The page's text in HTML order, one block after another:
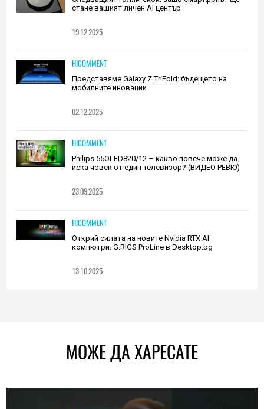
стане вашият личен AI център
19.12.2025
HICOMMENT
Представяме Galaxy Z TriFold: бъдещето на
мобилните иновации
02.12.2025
HICOMMENT
Philips 55OLED820/12 – какво повече може да
иска човек от един телевизор? (ВИДЕО РЕВЮ)
23.09.2025
HICOMMENT
Открий силата на новите Nvidia RTX AI
компютри: G:RIGS ProLine в Desktop.bg
13.10.2025
МОЖЕ ДА ХАРЕСАТЕ